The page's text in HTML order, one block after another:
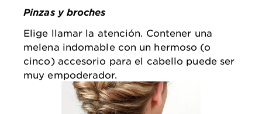
Pinzas y broches
Elige llamar la atención. Contener una
melena indomable con un hermoso (o
cinco) accesorio para el cabello puede ser
muy empoderador.